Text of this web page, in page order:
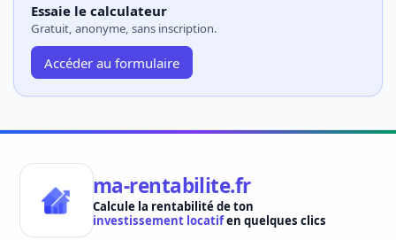
Essaie le calculateur
Gratuit, anonyme, sans inscription.
Accéder au formulaire
ma-rentabilite.fr
Calcule la rentabilité de ton
investissement locatifen quelques clics